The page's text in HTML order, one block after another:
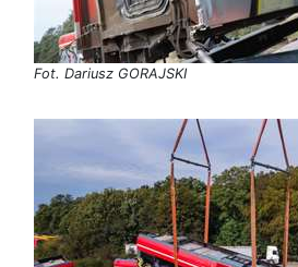
Fot. Dariusz GORAJSKI